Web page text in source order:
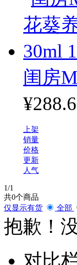
闺房
上架
销量
价格
更新
人气
1/1
共0个商品
仅显示有货
全部
抱歉！
对比